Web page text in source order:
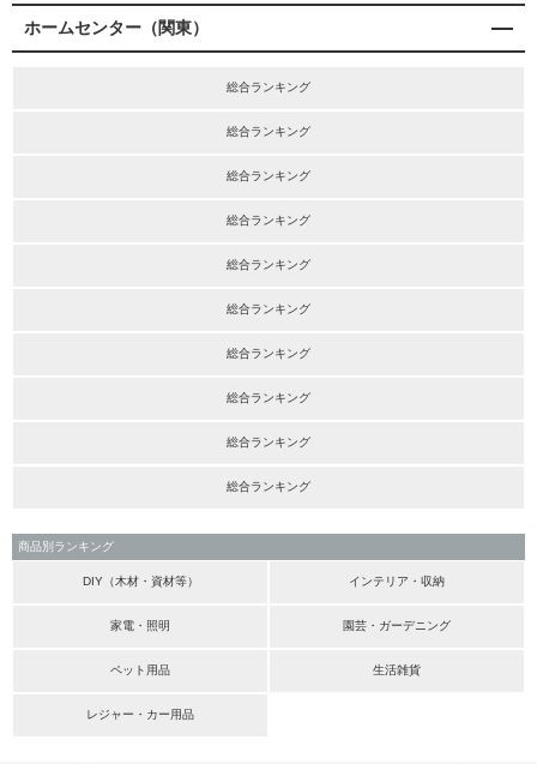
ホームセンター（関東）
総合ランキング
総合ランキング
総合ランキング
総合ランキング
総合ランキング
総合ランキング
総合ランキング
総合ランキング
総合ランキング
総合ランキング
商品別ランキング
DIY（木材・資材等） インテリア・収納
家電・照明 園芸・ガーデニング
ペット用品 生活雑貨
レジャー・カー用品